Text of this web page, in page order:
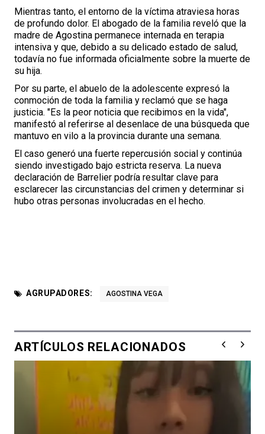
Mientras tanto, el entorno de la víctima atraviesa horas
de profundo dolor. El abogado de la familia reveló que la
madre de Agostina permanece internada en terapia
intensiva y que, debido a su delicado estado de salud,
todavía no fue informada oficialmente sobre la muerte de
su hija.
Por su parte, el abuelo de la adolescente expresó la
conmoción de toda la familia y reclamó que se haga
justicia. "Es la peor noticia que recibimos en la vida",
manifestó al referirse al desenlace de una búsqueda que
mantuvo en vilo a la provincia durante una semana.
El caso generó una fuerte repercusión social y continúa
siendo investigado bajo estricta reserva. La nueva
declaración de Barrelier podría resultar clave para
esclarecer las circunstancias del crimen y determinar si
hubo otras personas involucradas en el hecho.
AGRUPADORES: AGOSTINA VEGA
ARTÍCULOS RELACIONADOS